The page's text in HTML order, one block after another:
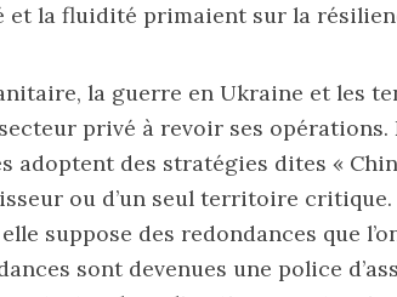
et la fluidité primaient sur la
la guerre en Ukraine et les
privé à revoir ses opérations.
adoptent des stratégies dites «
ou d’un seul territoire
suppose des redondances que
sont devenues une police